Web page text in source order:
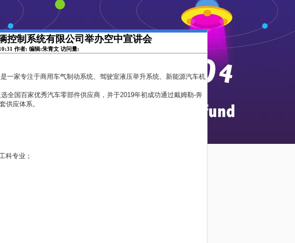
控制系统有限公司举办空中宣讲会
作者: 编辑:朱青文 访问量:
一家专注于商用车气制动系统、驾驶室液压举升系统、新能源汽车机
全国百家优秀汽车零部件供应商，并于2019年初成功通过戴姆勒-奔
供应体系。
科专业；